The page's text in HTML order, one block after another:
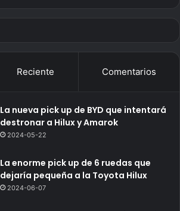
Reciente Comentarios
La nueva pick up de BYD que intentará
destronar a Hilux y Amarok
2024-05-22
La enorme pick up de 6 ruedas que
dejaría pequeña a la Toyota Hilux
2024-06-07